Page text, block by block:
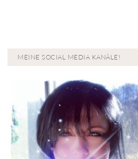
MEINE SOCIAL MEDIA KANÄLE!